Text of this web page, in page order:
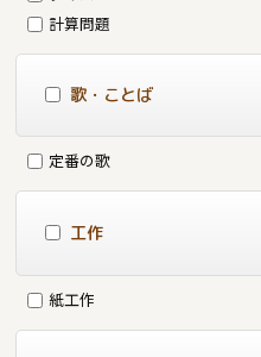
計算問題
歌・ことば
定番の歌
工作
紙工作